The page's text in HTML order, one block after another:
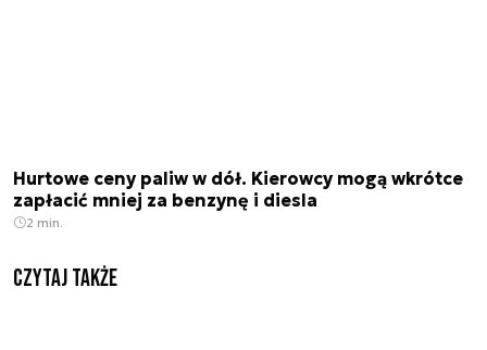
Hurtowe ceny paliw w dół. Kierowcy mogą wkrótce
zapłacić mniej za benzynę i diesla
2 min.
Czytaj także